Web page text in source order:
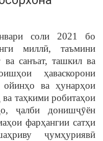
соли 2021 бо
миллӣ, таъмини
санъат, ташкил ва
ҳаваскорони
ва ҳунарҳои
таҳкими робитаҳои
ҷалби донишҷӯён
фарҳангии сатҳи
ҷумҳуриявӣ